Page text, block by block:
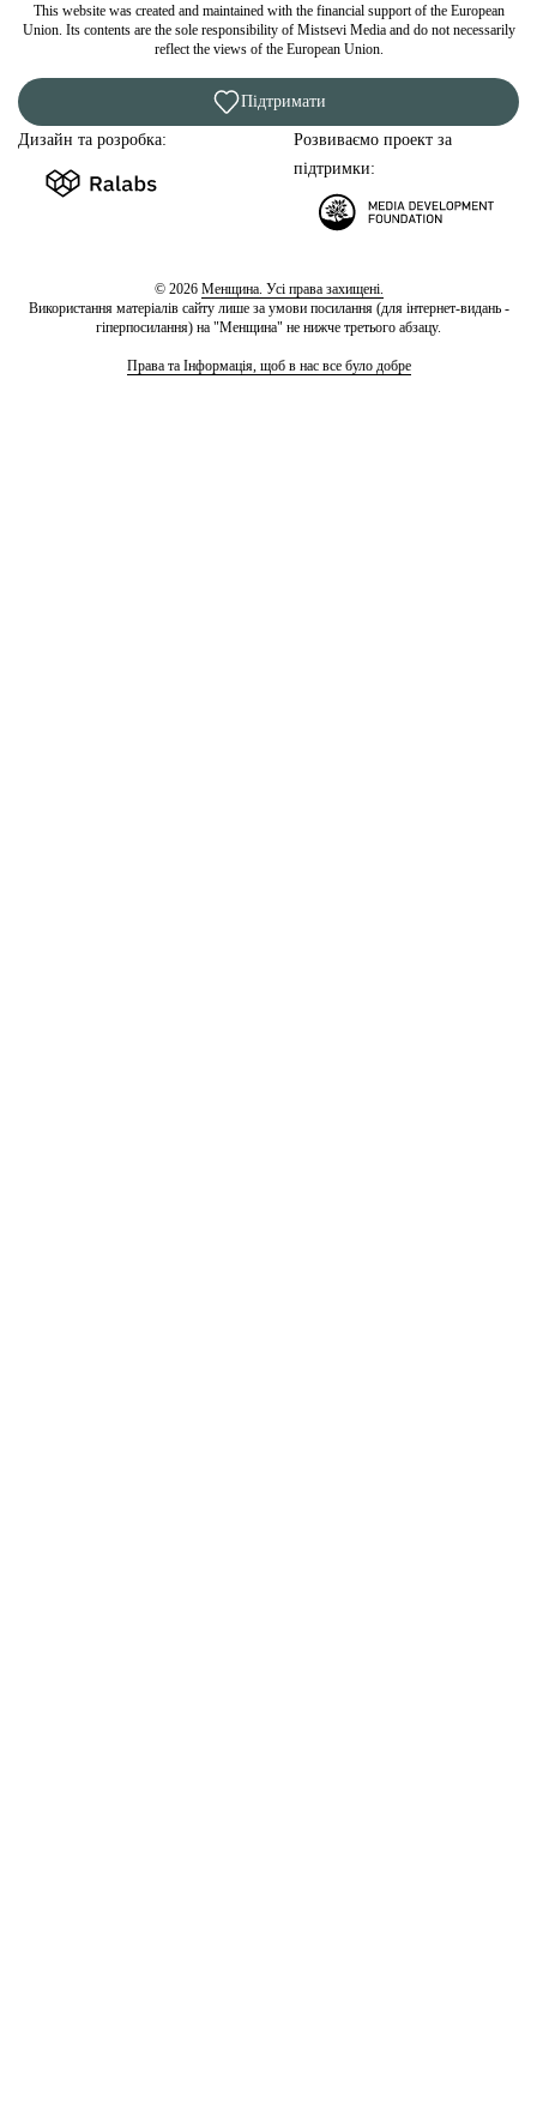
This website was created and maintained with the financial support of the European
Union. Its contents are the sole responsibility of Mistsevi Media and do not necessarily
reflect the views of the European Union.
Підтримати
Дизайн та розробка:
Розвиваємо проект за
підтримки:
© 2026 Менщина. Усі права захищені.
Використання матеріалів сайту лише за умови посилання (для інтернет-видань -
гіперпосилання) на "Менщина" не нижче третього абзацу.
Права та Інформація, щоб в нас все було добре